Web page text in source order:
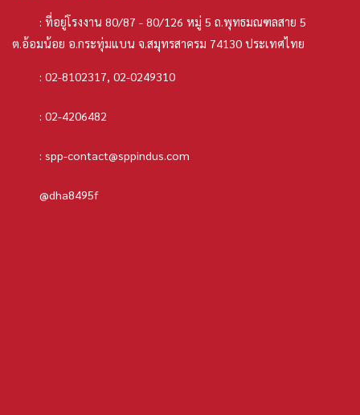
: ที่อยู่โรงงาน 80/87 - 80/126 หมู่ 5 ถ.พุทธมณฑลสาย 5
ต.อ้อมน้อย อ.กระทุ่มแบน จ.สมุทรสาครม 74130 ประเทศไทย
: 02-8102317, 02-0249310
: 02-4206482
: spp-contact@sppindus.com
@dha8495f